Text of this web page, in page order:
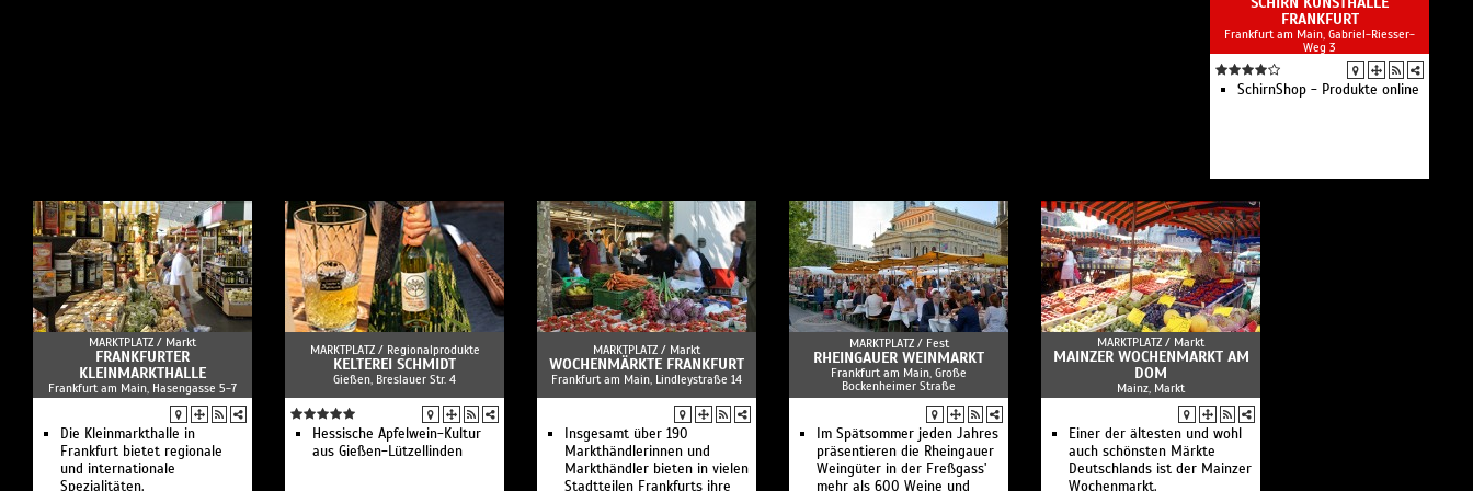
FRANKFURT
Frankfurt am Main, Gabriel-Riesser-
Weg 3
SchirnShop - Produkte online
MARKTPLATZ / Markt
FRANKFURTER
KLEINMARKTHALLE
Frankfurt am Main, Hasengasse 5-7
Die Kleinmarkthalle in
Frankfurt bietet regionale
und internationale
Spezialitäten.
MARKTPLATZ / Regionalprodukte
KELTEREI SCHMIDT
Gießen, Breslauer Str. 4
Hessische Apfelwein-Kultur
aus Gießen-Lützellinden
MARKTPLATZ / Markt
WOCHENMÄRKTE FRANKFURT
Frankfurt am Main, Lindleystraße 14
Insgesamt über 190
Markthändlerinnen und
Markthändler bieten in vielen
Stadtteilen Frankfurts ihre
MARKTPLATZ / Fest
RHEINGAUER WEINMARKT
Frankfurt am Main, Große
Bockenheimer Straße
Im Spätsommer jeden Jahres
präsentieren die Rheingauer
Weingüter in der Freßgass'
mehr als 600 Weine und
MARKTPLATZ / Markt
MAINZER WOCHENMARKT AM
DOM
Mainz, Markt
Einer der ältesten und wohl
auch schönsten Märkte
Deutschlands ist der Mainzer
Wochenmarkt.